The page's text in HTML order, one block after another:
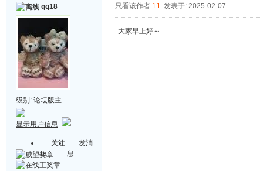
qq18
级别: 论坛版主
显示用户信息
关注
Ta
发消
息
只看该作者 11 发表于: 2025-02-07
大家早上好～